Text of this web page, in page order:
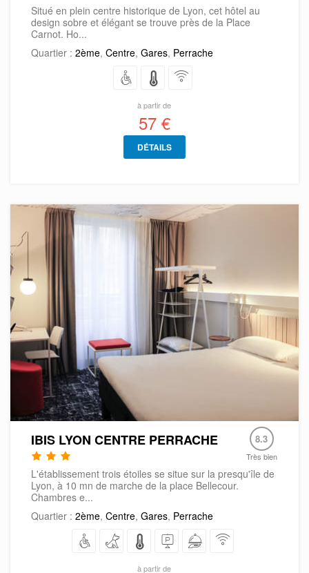
Situé en plein centre historique de Lyon, cet hôtel au
design sobre et élégant se trouve près de la Place
Carnot. Ho...
Quartier : 2ème, Centre, Gares, Perrache
à partir de
57 €
DÉTAILS
IBIS LYON CENTRE PERRACHE 8.3
Très bien
L'établissement trois étoiles se situe sur la presqu'île de
Lyon, à 10 mn de marche de la place Bellecour.
Chambres e...
Quartier : 2ème, Centre, Gares, Perrache
à partir de